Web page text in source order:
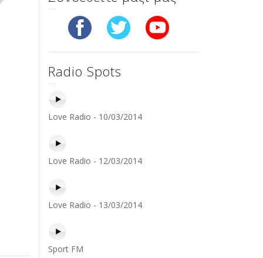
Radio Spots
Love Radio - 10/03/2014
Love Radio - 12/03/2014
Love Radio - 13/03/2014
Sport FM